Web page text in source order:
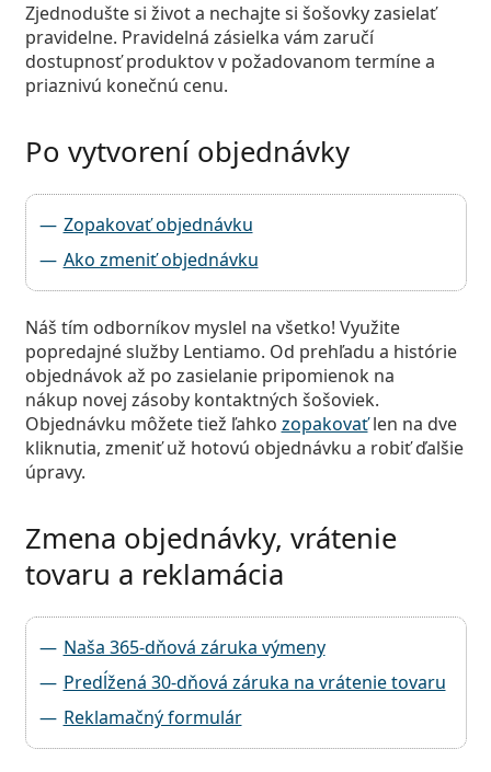
Zjednodušte si život a nechajte si šošovky zasielať
pravidelne. Pravidelná zásielka vám zaručí
dostupnosť produktov v požadovanom termíne a
priaznivú konečnú cenu.
Po vytvorení objednávky
Zopakovať objednávku
Ako zmeniť objednávku
Náš tím odborníkov myslel na všetko! Využite
popredajné služby Lentiamo. Od prehľadu a histórie
objednávok až po zasielanie pripomienok na
nákup novej zásoby kontaktných šošoviek.
Objednávku môžete tiež ľahko zopakovaťlen na dve
kliknutia, zmeniť už hotovú objednávku a robiť ďalšie
úpravy.
Zmena objednávky, vrátenie
tovaru a reklamácia
Naša 365-dňová záruka výmeny
Predĺžená 30-dňová záruka na vrátenie tovaru
Reklamačný formulár